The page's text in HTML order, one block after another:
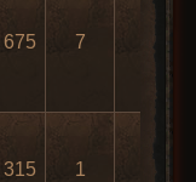
675 7
315 1